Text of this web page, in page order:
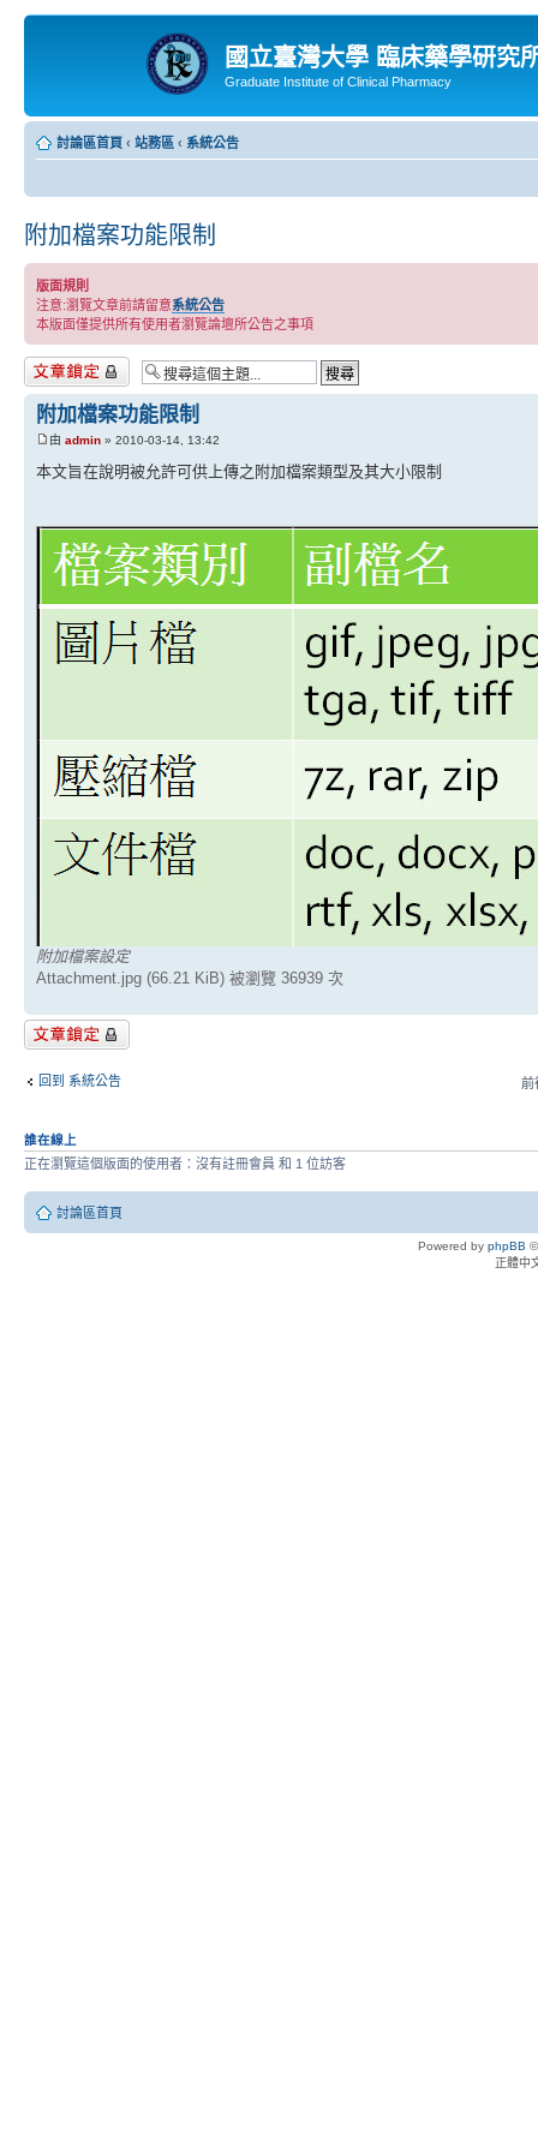
國立臺灣大學 臨床藥學研究
Graduate Institute of Clinical Pharmacy
討論區首頁 ‹ 站務區 ‹ 系統公告
附加檔案功能限制
版面規則
注意:瀏覽文章前請留意系統公告
本版面僅提供所有使用者瀏覽論壇所公告之事項
主題已鎖定
附加檔案功能限制
由 admin » 2010-03-14, 13:42
本文旨在說明被允許可供上傳之附加檔案類型及其大小限制
附加檔案設定
Attachment.jpg (66.21 KiB) 被瀏覽 36939 次
主題已鎖定
回到 系統公告 前
誰在線上
正在瀏覽這個版面的使用者：沒有註冊會員 和 1 位訪客
討論區首頁
Powered by phpBB
正體中